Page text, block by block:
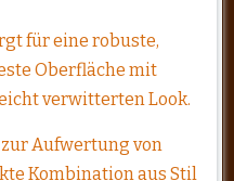
für eine robuste,
Oberfläche mit
verwitterten Look.
Aufwertung von
Kombination aus Stil